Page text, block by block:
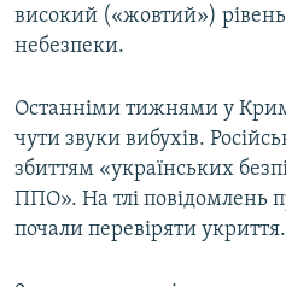
високий («жовтий»)
небезпеки.
Останніми тижнями у
чути звуки вибухів.
збиттям «українських
ППО». На тлі повідомлень
почали перевіряти укриття.